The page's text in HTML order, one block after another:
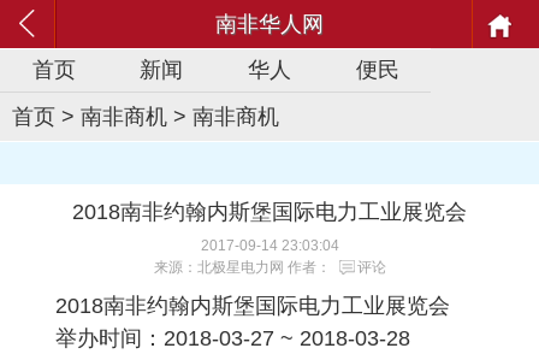
南非华人网
首页
新闻 华人
便民
首页 > 南非商机 > 南非商机
2018南非约翰内斯堡国际电力工业展览会
2017-09-14 23:03:04
来源：北极星电力网 作者：
评论
2018南非约翰内斯堡国际电力工业展览会
举办时间： 2018-03-27 ~ 2018-03-28